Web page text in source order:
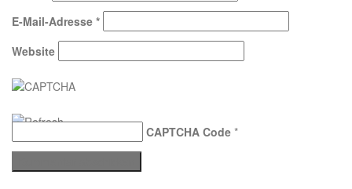
E-Mail-Adresse *
Website
CAPTCHA Code *